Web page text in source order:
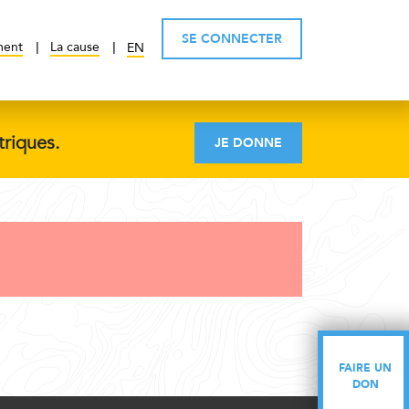
La cause EN
SE CONNECTER
FAIRE UN
DON
JE DONNE
FAIRE UN
DON